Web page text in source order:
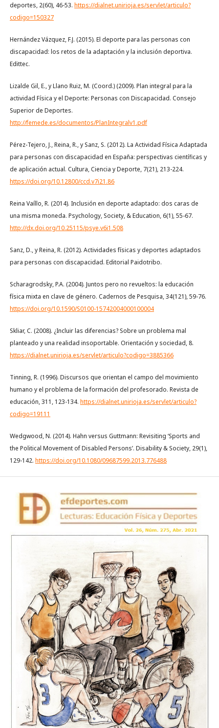
deportes, 2(60), 46-53. https://dialnet.unirioja.es/servlet/articulo?
codigo=150327
Hernández Vázquez, F.J. (2015). El deporte para las personas con
discapacidad: los retos de la adaptación y la inclusión deportiva.
Edittec.
Lizalde Gil, E., y Llano Ruiz, M. (Coord.) (2009). Plan integral para la
actividad Física y el Deporte: Personas con Discapacidad. Consejo
Superior de Deportes.
http://femede.es/documentos/PlanIntegralv1.pdf
Pérez-Tejero, J., Reina, R., y Sanz, S. (2012). La Actividad Física Adaptada
para personas con discapacidad en España: perspectivas científicas y
de aplicación actual. Cultura, Ciencia y Deporte, 7(21), 213-224.
https://doi.org/10.12800/ccd.v7i21.86
Reina Vaíllo, R. (2014). Inclusión en deporte adaptado: dos caras de
una misma moneda. Psychology, Society, & Education, 6(1), 55-67.
http://dx.doi.org/10.25115/psye.v6i1.508
Sanz, D., y Reina, R. (2012). Actividades físicas y deportes adaptados
para personas con discapacidad. Editorial Paidotribo.
Scharagrodsky, P.A. (2004). Juntos pero no revueltos: la educación
física mixta en clave de género. Cadernos de Pesquisa, 34(121), 59-76.
https://doi.org/10.1590/S0100-15742004000100004
Skliar, C. (2008). ¿Incluir las diferencias? Sobre un problema mal
planteado y una realidad insoportable. Orientación y sociedad, 8.
https://dialnet.unirioja.es/servlet/articulo?codigo=3885366
Tinning, R. (1996). Discursos que orientan el campo del movimiento
humano y el problema de la formación del profesorado. Revista de
educación, 311, 123-134. https://dialnet.unirioja.es/servlet/articulo?
codigo=19111
Wedgwood, N. (2014). Hahn versus Guttmann: Revisiting ‘Sports and
the Political Movement of Disabled Persons’. Disability & Society, 29(1),
129-142. https://doi.org/10.1080/09687599.2013.776488